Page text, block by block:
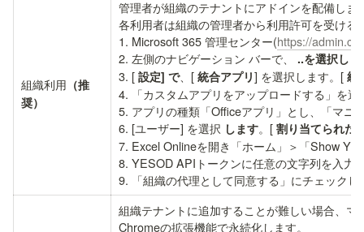
組織利用 （推
奨）
管理者が組織のテナントにアドインを配備しま
各利用者は組織の管理者から利用許可を受け
1. Microsoft 365 管理センター(https://
2. 左側のナビゲーション バーで、 ..を選択し
3. [ 設定] で、[ 統合アプリ] を選択します。[ 統
4. 「カスタムアプリをアップロードする」を
5. アプリの種類「Officeアプリ」とし、「マニ
6. [ユーザー] を選択 します。[ 割り当てられた
7. Excel Onlineを開き「ホーム」＞「Show
8. YESOD APIトークンに任意の文字列を入力
9. 「組織の代理として同意する」にチェック
組織テナントに追加することが難しい場合、
Chromeの拡張機能で永続化します。